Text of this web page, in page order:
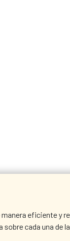
eficiente y
cada una de